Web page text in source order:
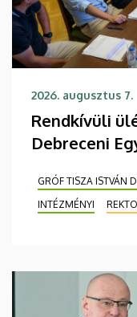
2026. augusztus 7.
Rendkívüli
Debreceni
GRÓF TISZA ISTVÁN
INTÉZMÉNYI